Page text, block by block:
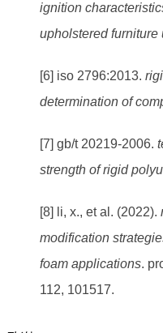
ignition
upholstered
[6] iso 2796:2013.
determination of
[7] gb/t 20219-2006.
strength of rigid
[8] li, x., et al. (2022).
modification
foam applications.
112, 101517.